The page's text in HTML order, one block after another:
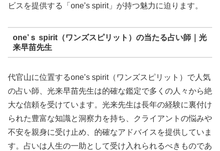
ビスを提供する「one’s spirit」が持つ魅力に迫ります。
one’ｓ spirit（ワンズスピリット）の当たる占い師｜光
来早苗先生
代官山に位置するone’s spirit（ワンズスピリット）で人気
の占い師、光来早苗先生は的確な鑑定で多くの人々から絶
大な信頼を受けています。光来先生は長年の経験に裏付け
られた豊富な知識と洞察力を持ち、クライアントの悩みや
不安を親身に受け止め、的確なアドバイスを提供していま
す。占いは人生の一助として受け入れられるべきものであ